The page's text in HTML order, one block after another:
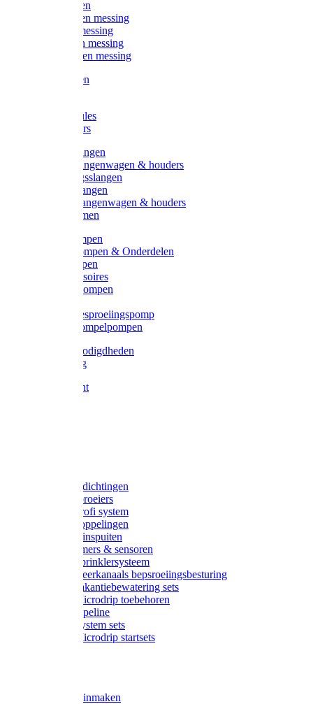
Kogelkranen
Koppelingen messing
Sproeiers messing
Tuinspuiten messing
Slangstukken messing
Handspuiten
Kunststoftules
Regenmeters
Overige slangen
Overige slangenwagen & houders
Beregeningsslangen
Gardena slangen
Gardena slangenwagen & houders
Slangklemmen
Leader pompen
Zwengelpompen & Onderdelen
Ebara pompen
Pompaccessoires
Excellent pompen
Gardena besproeiingspomp
Gardena dompelpompen
Tyleen benodigdheden
Tyleenslang
Lange bocht
Gardena afdichtingen
Gardena sproeiers
Gardena Profi system
Gardena koppelingen
Gardena tuinspuiten
Gardena timers & sensoren
Gardena Sprinklersysteem
Gardena meerkanaals bepsroeiingsbesturing
Gardena vakantiebewatering sets
Gardena Microdrip toebehoren
Gardena Pipeline
Gardena System sets
Gardena Microdrip startsets
Wecken & inmaken